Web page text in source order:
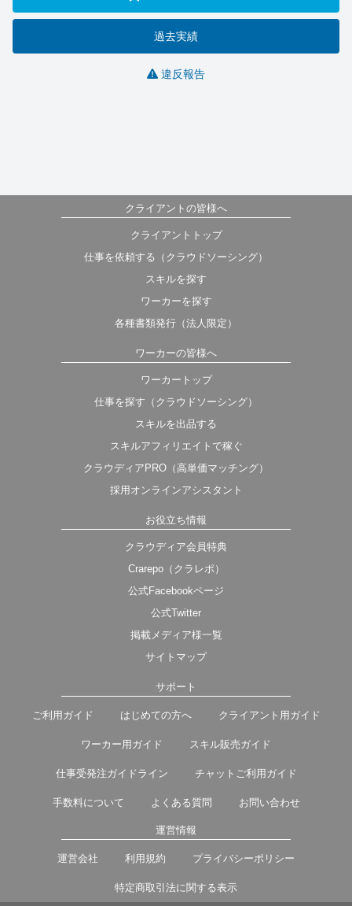
過去実績
違反報告
クライアントの皆様へ
クライアントトップ
仕事を依頼する（クラウドソーシング）
スキルを探す
ワーカーを探す
各種書類発行（法人限定）
ワーカーの皆様へ
ワーカートップ
仕事を探す（クラウドソーシング）
スキルを出品する
スキルアフィリエイトで稼ぐ
クラウディアPRO（高単価マッチング）
採用オンラインアシスタント
お役立ち情報
クラウディア会員特典
Crarepo（クラレポ）
公式Facebookページ
公式Twitter
掲載メディア様一覧
サイトマップ
サポート
ご利用ガイド はじめての方へ クライアント用ガイド
ワーカー用ガイド スキル販売ガイド
仕事受発注ガイドライン チャットご利用ガイド
手数料について よくある質問 お問い合わせ
運営情報
運営会社 利用規約 プライバシーポリシー
特定商取引法に関する表示